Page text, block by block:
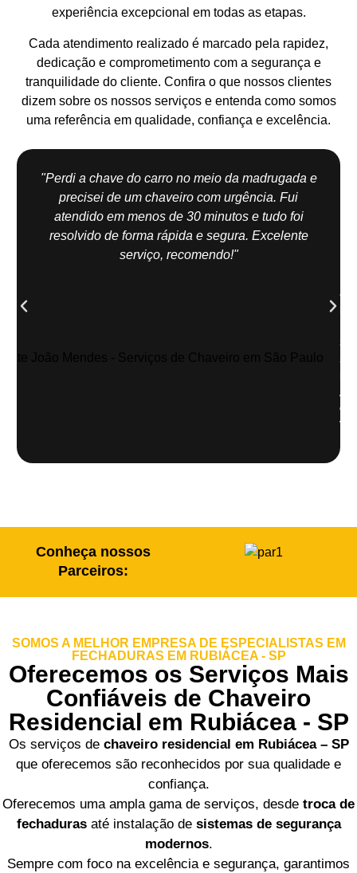
experiência excepcional em todas as etapas.
Cada atendimento realizado é marcado pela rapidez,
dedicação e comprometimento com a segurança e
tranquilidade do cliente. Confira o que nossos clientes
dizem sobre os nossos serviços e entenda como somos
uma referência em qualidade, confiança e excelência.
"Perdi a chave do carro no meio da madrugada e
precisei de um chaveiro com urgência. Fui
atendido em menos de 30 minutos e tudo foi
resolvido de forma rápida e segura. Excelente
serviço, recomendo!"
de
Conheça nossos
Parceiros:
SOMOS A MELHOR EMPRESA DE ESPECIALISTAS EM
FECHADURAS EM RUBIÁCEA - SP
Oferecemos os Serviços Mais
Confiáveis de Chaveiro
Residencial em Rubiácea - SP
Os serviços de chaveiro residencial em Rubiácea – SP
que oferecemos são reconhecidos por sua qualidade e
confiança.
Oferecemos uma ampla gama de serviços, desde troca de
fechadurasaté instalação de sistemas de segurança
modernos.
Sempre com foco na excelência e segurança, garantimos